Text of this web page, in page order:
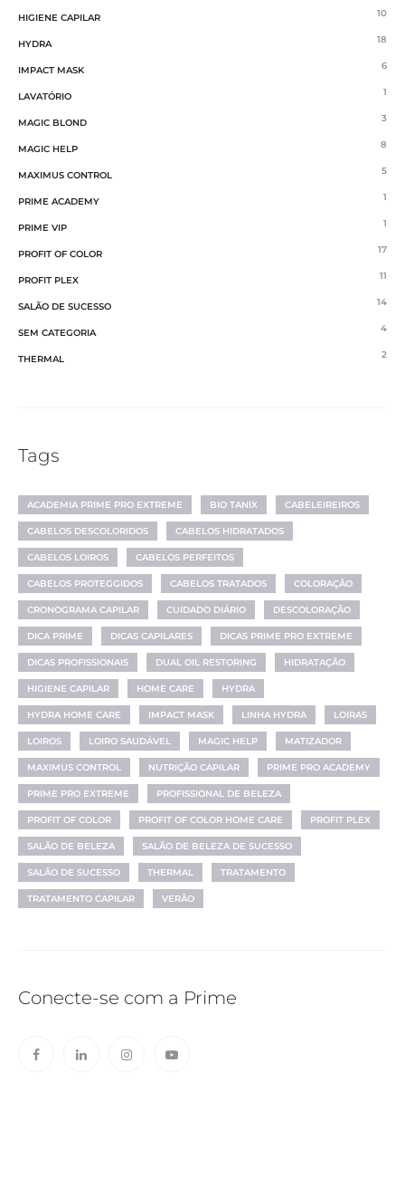
HIGIENE CAPILAR 10
HYDRA 18
IMPACT MASK 6
LAVATÓRIO 1
MAGIC BLOND 3
MAGIC HELP 8
MAXIMUS CONTROL 5
PRIME ACADEMY 1
PRIME VIP 1
PROFIT OF COLOR 17
PROFIT PLEX 11
SALÃO DE SUCESSO 14
SEM CATEGORIA 4
THERMAL 2
Tags
ACADEMIA PRIME PRO EXTREME BIO TANIX CABELEIREIROS
CABELOS DESCOLORIDOS CABELOS HIDRATADOS
CABELOS LOIROS CABELOS PERFEITOS
CABELOS PROTEGGIDOS CABELOS TRATADOS COLORAÇÃO
CRONOGRAMA CAPILAR CUIDADO DIÁRIO DESCOLORAÇÃO
DICA PRIME DICAS CAPILARES DICAS PRIME PRO EXTREME
DICAS PROFISSIONAIS DUAL OIL RESTORING HIDRATAÇÃO
HIGIENE CAPILAR HOME CARE HYDRA
HYDRA HOME CARE IMPACT MASK LINHA HYDRA LOIRAS
LOIROS LOIRO SAUDÁVEL MAGIC HELP MATIZADOR
MAXIMUS CONTROL NUTRIÇÃO CAPILAR PRIME PRO ACADEMY
PRIME PRO EXTREME PROFISSIONAL DE BELEZA
PROFIT OF COLOR PROFIT OF COLOR HOME CARE PROFIT PLEX
SALÃO DE BELEZA SALÃO DE BELEZA DE SUCESSO
SALÃO DE SUCESSO THERMAL TRATAMENTO
TRATAMENTO CAPILAR VERÃO
Conecte-se com a Prime